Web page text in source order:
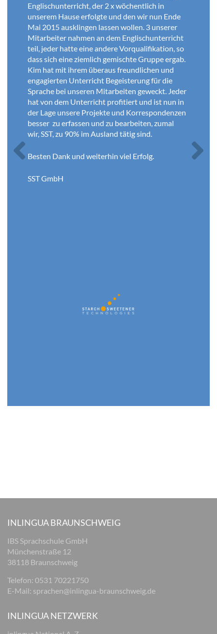
working abroad to inlingua language school, if
they need to study German.
INLINGUA BRAUNSCHWEIG
IBS Sprachschule GmbH
Münchenstraße 12
38118 Braunschweig
Telefon: 0531 70221750
E-Mail: sprachen@inlingua-braunschweig.de
INLINGUA NETZWERK